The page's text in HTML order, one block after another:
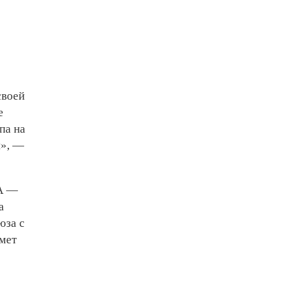
на
—
—
с